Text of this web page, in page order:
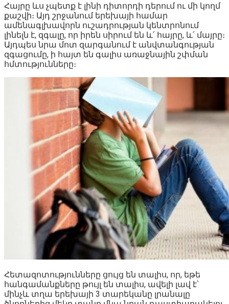
Հայրը ևս չպետք է լինի դիտորդի դերում ու մի կողմ
քաշվի։ Այդ շրջանում երեխայի համար
ամենագլխավորն ուշադրության կենտրոնում
լինելն է, զգալը, որ իրեն սիրում են և՛ հայրը, և՛ մայրը։
Այդպես նրա մոտ զարգանում է անվտանգության
զգացումը, ի հայտ են գալիս առաջնային շփման
հմտությունները։
Հետազոտությունները ցույց են տալիս, որ, եթե
հանգամանքները թույլ են տալիս, ավելի լավ է՝
մինչև տղա երեխայի 3 տարեկանը լրանալը